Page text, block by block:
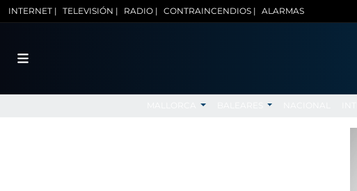
INTERNET | TELEVISIÓN | RADIO | CONTRAINCENDIOS | ALARMAS